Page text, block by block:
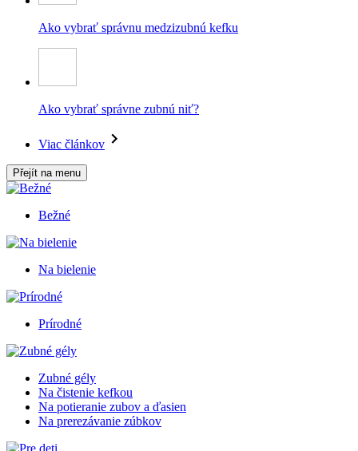
Ako vybrať správnu medzizubnú kefku
Ako vybrať správne zubnú niť?
Viac článkov
Přejít na menu
Bežné
Na bielenie
Prírodné
Zubné gély
Na čistenie kefkou
Na potieranie zubov a ďasien
Na prerezávanie zúbkov